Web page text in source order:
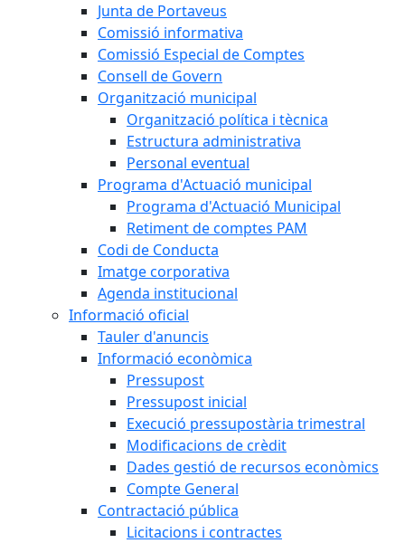
Junta de Portaveus
Comissió informativa
Comissió Especial de Comptes
Consell de Govern
Organització municipal
Organització política i tècnica
Estructura administrativa
Personal eventual
Programa d'Actuació municipal
Programa d'Actuació Municipal
Retiment de comptes PAM
Codi de Conducta
Imatge corporativa
Agenda institucional
Informació oficial
Tauler d'anuncis
Informació econòmica
Pressupost
Pressupost inicial
Execució pressupostària trimestral
Modificacions de crèdit
Dades gestió de recursos econòmics
Compte General
Contractació pública
Licitacions i contractes